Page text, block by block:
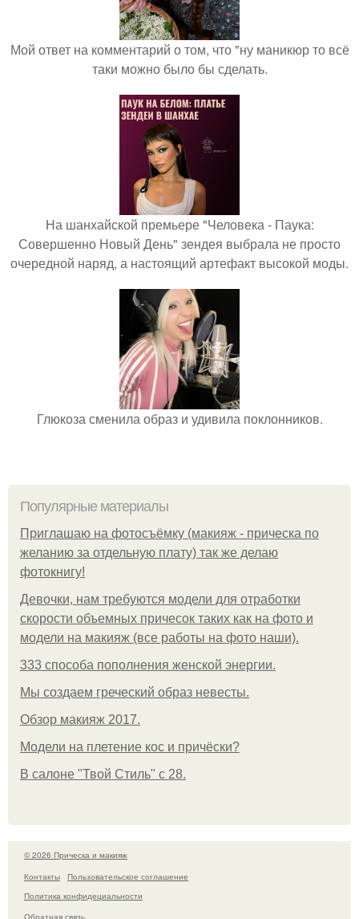
Мой ответ на комментарий о том, что "ну маникюр то всё
таки можно было бы сделать.
На шанхайской премьере "Человека - Паука:
Совершенно Новый День" зендея выбрала не просто
очередной наряд, а настоящий артефакт высокой моды.
Глюкоза сменила образ и удивила поклонников.
Популярные материалы
Приглашаю на фотосъёмку (макияж - прическа по
желанию за отдельную плату) так же делаю
фотокнигу!
Девочки, нам требуются модели для отработки
скорости объемных причесок таких как на фото и
модели на макияж (все работы на фото наши).
333 способа пополнения женской энергии.
Мы создаем греческий образ невесты.
Обзор макияж 2017.
Модели на плетение кос и причёски?
В салоне "Твой Стиль" с 28.
© 2026 Прическа и макияж
Контакты
Пользовательское соглашение
Политика конфидециальности
Обратная связь